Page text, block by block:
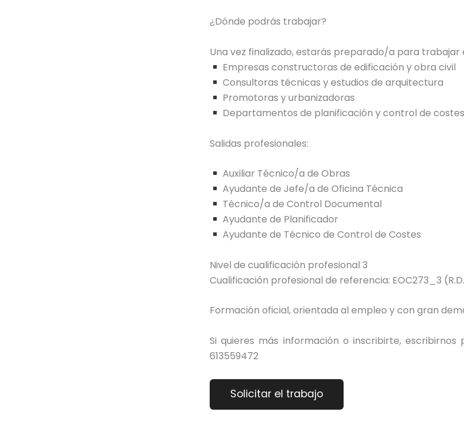
¿Dónde podrás trabajar?
Una vez finalizado, estarás preparado/a para trabajar
Empresas constructoras de edificación y obra civil
Consultoras técnicas y estudios de arquitectura
Promotoras y urbanizadoras
Departamentos de planificación y control de costes
Salidas profesionales:
Auxiliar Técnico/a de Obras
Ayudante de Jefe/a de Oficina Técnica
Técnico/a de Control Documental
Ayudante de Planificador
Ayudante de Técnico de Control de Costes
Nivel de cualificación profesional 3
Cualificación profesional de referencia: EOC273_3
Formación oficial, orientada al empleo y con gran
Si quieres más información o inscribirte, escribirnos
613559472